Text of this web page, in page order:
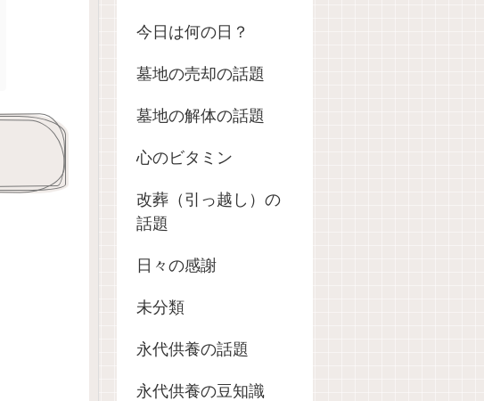
今日は何の日？
墓地の売却の話題
墓地の解体の話題
心のビタミン
改葬（引っ越し）の
話題
日々の感謝
未分類
永代供養の話題
永代供養の豆知識